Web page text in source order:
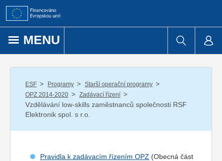
Přejít k obsahu
MENU
ESF / Programy / Starší operační programy /
OPZ 2014-2020 / Zadávací řízení /
Vzdělávání low-skills zaměstnanců společnosti RSF
Elektronik spol. s r.o.
Pravidla k zadávacím řízením OPZ (Obecná část